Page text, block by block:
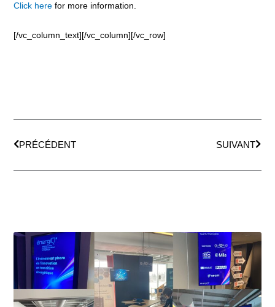
Click here for more information.
[/vc_column_text][/vc_column][/vc_row]
PRÉCÉDENT SUIVANT